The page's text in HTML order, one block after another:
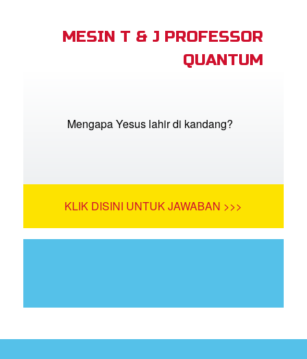
MESIN T & J PROFESSOR
QUANTUM
Mengapa Yesus lahir di kandang?
KLIK DISINI UNTUK JAWABAN >>>